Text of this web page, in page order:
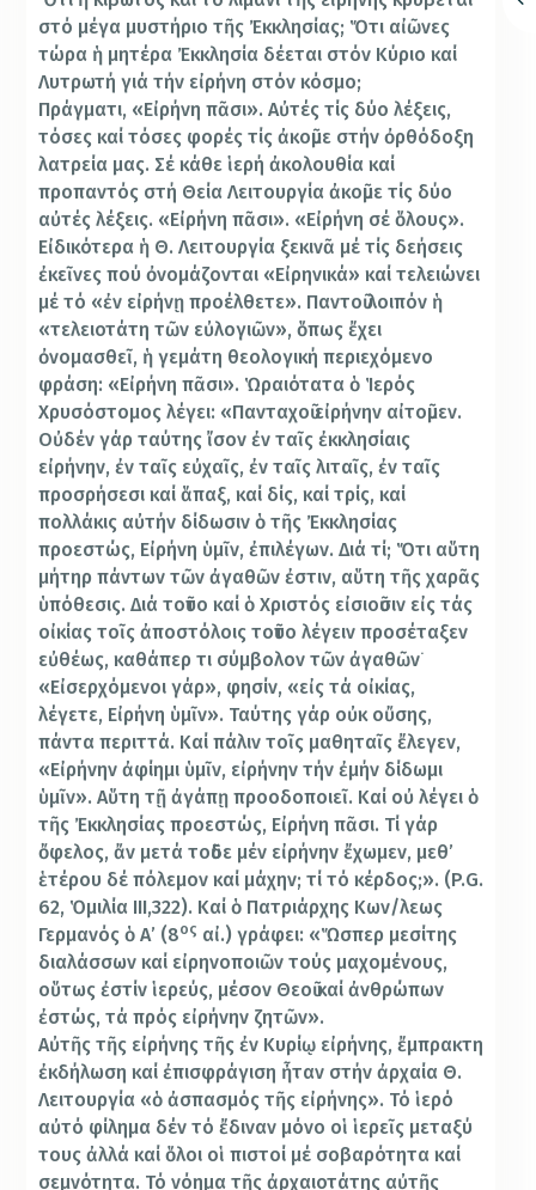
στό μέγα μυστήριο τῆς Ἐκκλησίας; Ὅτι αἰῶνες
τώρα ἡ μητέρα Ἐκκλησία δέεται στόν Κύριο καί
Λυτρωτή γιά τήν εἰρήνη στόν κόσμο;
Πράγματι, «Εἰρήνη πᾶσι». Αὐτές τίς δύο λέξεις,
τόσες καί τόσες φορές τίς ἀκοῦμε στήν ὀρθόδοξη
λατρεία μας. Σέ κάθε ἱερή ἀκολουθία καί
προπαντός στή Θεία Λειτουργία ἀκοῦμε τίς δύο
αὐτές λέξεις. «Εἰρήνη πᾶσι». «Εἰρήνη σέ ὅλους».
Εἰδικότερα ἡ Θ. Λειτουργία ξεκινᾶ μέ τίς δεήσεις
ἐκεῖνες πού ὀνομάζονται «Εἰρηνικά» καί τελειώνει
μέ τό «ἐν εἰρήνῃ προέλθετε». Παντοῦ λοιπόν ἡ
«τελειοτάτη τῶν εὐλογιῶν», ὅπως ἔχει
ὀνομασθεῖ, ἡ γεμάτη θεολογική περιεχόμενο
φράση: «Εἰρήνη πᾶσι». Ὡραιότατα ὁ Ἱερός
Χρυσόστομος λέγει: «Πανταχοῦ εἰρήνην αἰτοῦμεν.
Οὐδέν γάρ ταύτης ἴσον ἐν ταῖς ἐκκλησίαις
εἰρήνην, ἐν ταῖς εὐχαῖς, ἐν ταῖς λιταῖς, ἐν ταῖς
προσρήσεσι καί ἅπαξ, καί δίς, καί τρίς, καί
πολλάκις αὐτήν δίδωσιν ὁ τῆς Ἐκκλησίας
προεστώς, Εἰρήνη ὑμῖν, ἐπιλέγων. Διά τί; Ὅτι αὕτη
μήτηρ πάντων τῶν ἀγαθῶν ἐστιν, αὕτη τῆς χαρᾶς
ὑπόθεσις. Διά τοῦτο καί ὁ Χριστός εἰσιοῦσιν εἰς τάς
οἰκίας τοῖς ἀποστόλοις τοῦτο λέγειν προσέταξεν
εὐθέως, καθάπερ τι σύμβολον τῶν ἀγαθῶν˙
«Εἰσερχόμενοι γάρ», φησίν, «εἰς τά οἰκίας,
λέγετε, Εἰρήνη ὑμῖν». Ταύτης γάρ οὐκ οὔσης,
πάντα περιττά. Καί πάλιν τοῖς μαθηταῖς ἔλεγεν,
«Εἰρήνην ἀφίημι ὑμῖν, εἰρήνην τήν ἐμήν δίδωμι
ὑμῖν». Αὕτη τῇ ἀγάπῃ προοδοποιεῖ. Καί οὐ λέγει ὁ
τῆς Ἐκκλησίας προεστώς, Εἰρήνη πᾶσι. Τί γάρ
ὄφελος, ἄν μετά τοῦδε μέν εἰρήνην ἔχωμεν, μεθ’
ἑτέρου δέ πόλεμον καί μάχην; τί τό κέρδος;». (P.G.
62, Ὁμιλία ΙΙΙ,322). Καί ὁ Πατριάρχης Κων/λεως
Γερμανός ὁ Α’ (8ος αἰ.) γράφει: «Ὥσπερ μεσίτης
διαλάσσων καί εἰρηνοποιῶν τούς μαχομένους,
οὕτως ἐστίν ἱερεύς, μέσον Θεοῦ καί ἀνθρώπων
ἐστώς, τά πρός εἰρήνην ζητῶν».
Αὐτῆς τῆς εἰρήνης τῆς ἐν Κυρίῳ εἰρήνης, ἔμπρακτη
ἐκδήλωση καί ἐπισφράγιση ἦταν στήν ἀρχαία Θ.
Λειτουργία «ὁ ἀσπασμός τῆς εἰρήνης». Τό ἱερό
αὐτό φίλημα δέν τό ἔδιναν μόνο οἱ ἱερεῖς μεταξύ
τους ἀλλά καί ὅλοι οἱ πιστοί μέ σοβαρότητα καί
σεμνότητα. Τό νόημα τῆς ἀρχαιοτάτης αὐτῆς